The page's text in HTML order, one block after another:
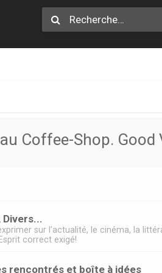
Coffee-Shop. Good
sur l'actualité, le cinéma, la
correct exigé!
rencontrés et boîte à idées